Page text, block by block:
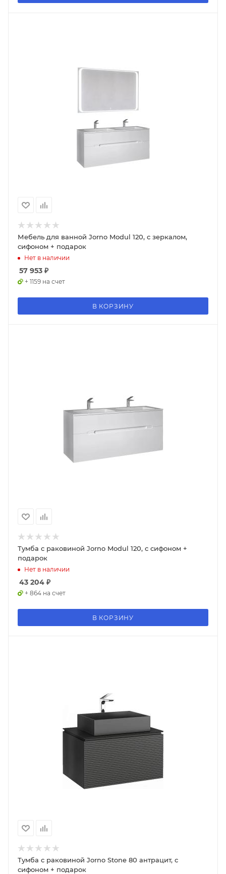
Мебель для ванной Jorno Modul 120, с зеркалом,
сифоном + подарок
Нет в наличии
57 953 ₽
+ 1159 на счет
В КОРЗИНУ
Тумба с раковиной Jorno Modul 120, с сифоном +
подарок
Нет в наличии
43 204 ₽
+ 864 на счет
В КОРЗИНУ
Тумба с раковиной Jorno Stone 80 антрацит, с
сифоном + подарок